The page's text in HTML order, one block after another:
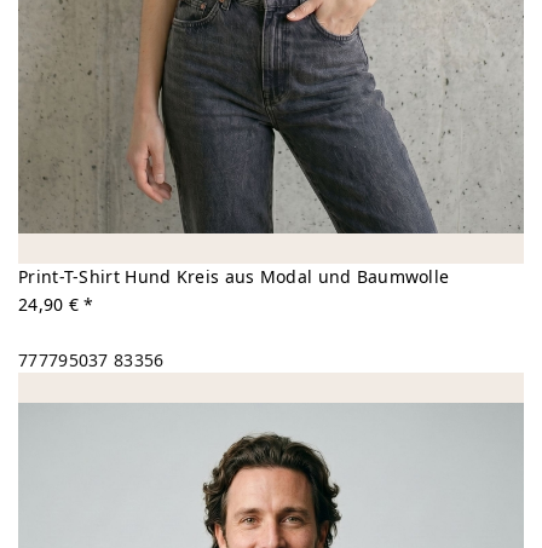
Print-T-Shirt Hund Kreis aus Modal und Baumwolle
24,90 € *
777795037 83356